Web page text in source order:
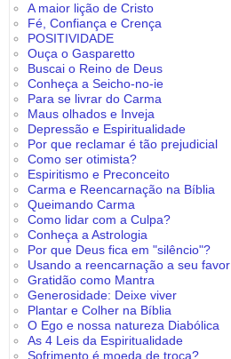
A maior lição de Cristo
Fé, Confiança e Crença
POSITIVIDADE
Ouça o Gasparetto
Buscai o Reino de Deus
Conheça a Seicho-no-ie
Para se livrar do Carma
Maus olhados e Inveja
Depressão e Espiritualidade
Por que reclamar é tão prejudicial
Como ser otimista?
Espiritismo e Preconceito
Carma e Reencarnação na Bíblia
Queimando Carma
Como lidar com a Culpa?
Conheça a Astrologia
Por que Deus fica em "silêncio"?
Usando a reencarnação a seu favor
Gratidão como Mantra
Generosidade: Deixe viver
Plantar e Colher na Bíblia
O Ego e nossa natureza Diabólica
As 4 Leis da Espiritualidade
Sofrimento é moeda de troca?